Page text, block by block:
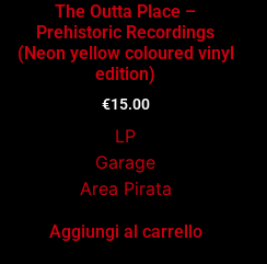
The Outta Place –
Prehistoric Recordings
(Neon yellow coloured vinyl
edition)
€15.00
LP
Garage
Area Pirata
Aggiungi al carrello